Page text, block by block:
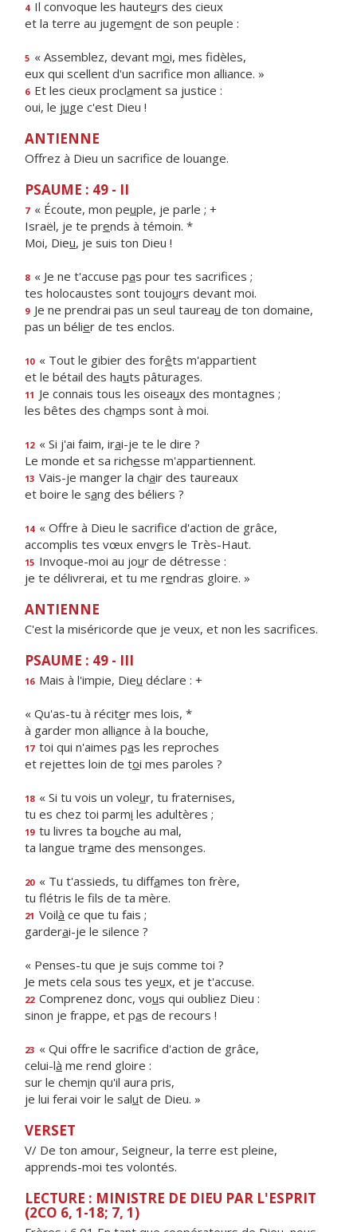
4 Il convoque les hauteurs des cieux
et la terre au jugement de son peuple :
5 « Assemblez, devant moi, mes fidèles,
eux qui scellent d'un sacrifce mon alliance. »
6 Et les cieux proclament sa justice :
oui, le juge c'est Dieu !
ANTIENNE
Offrez à Dieu un sacrifice de louange.
PSAUME : 49 - II
7 « Écoute, mon peuple, je parle ; +
Israël, je te prends à témoin. *
Moi, Dieu, je suis ton Dieu !
8 « Je ne t'accuse pas pour tes sacrifices ;
tes holocaustes sont toujours devant moi.
9 Je ne prendrai pas un seul taureau de ton domaine,
pas un bélier de tes enclos.
10 « Tout le gibier des forêts m'appartient
et le bétail des hauts pâturages.
11 Je connais tous les oiseaux des montagnes ;
les bêtes des champs sont à moi.
12 « Si j'ai faim, irai-je te le dire ?
Le monde et sa richesse m'appartiennent.
13 Vais-je manger la chair des taureaux
et boire le sang des béliers ?
14 « Offre à Dieu le sacrifce d'action de grâce,
accomplis tes vœux envers le Très-Haut.
15 Invoque-moi au jour de détresse :
je te délivrerai, et tu me rendras gloire. »
ANTIENNE
C'est la miséricorde que je veux, et non les sacrifices.
PSAUME : 49 - III
16 Mais à l'impie, Dieu déclare : +
« Qu'as-tu à réciter mes lois, *
à garder mon alliance à la bouche,
17 toi qui n'aimes pas les reproches
et rejettes loin de toi mes paroles ?
18 « Si tu vois un voleur, tu fraternises,
tu es chez toi parmi les adultères ;
19 tu livres ta bouche au mal,
ta langue trame des mensonges.
20 « Tu t'assieds, tu diffames ton frère,
tu flétris le fls de ta mère.
21 Voilà ce que tu fais ;
garderai-je le silence ?
« Penses-tu que je suis comme toi ?
Je mets cela sous tes yeux, et je t'accuse.
22 Comprenez donc, vous qui oubliez Dieu :
sinon je frappe, et pas de recours !
23 « Qui offre le sacrifce d'action de grâce,
celui-là me rend gloire :
sur le chemin qu'il aura pris,
je lui ferai voir le salut de Dieu. »
VERSET
V/ De ton amour, Seigneur, la terre est pleine,
apprends-moi tes volontés.
LECTURE : MINISTRE DE DIEU PAR L'ESPRIT
(2CO 6, 1-18; 7, 1)